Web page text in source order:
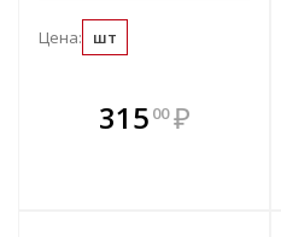
Цена: шт
315 00 ₽
В комплекте
всегда выгоднее!